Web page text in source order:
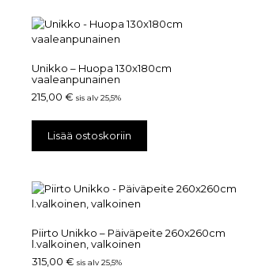
Unikko – Huopa 130x180cm
vaaleanpunainen
215,00 € sis alv 25,5%
Lisää ostoskoriin
Piirto Unikko – Päiväpeite 260x260cm
l.valkoinen, valkoinen
315,00 € sis alv 25,5%